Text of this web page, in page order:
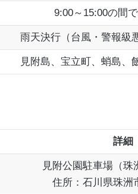
9:00～15:00の間
雨天決行（台風・警報級
見附島、宝立町、蛸島、
詳細
見附公園駐車場（珠
住所：石川県珠洲